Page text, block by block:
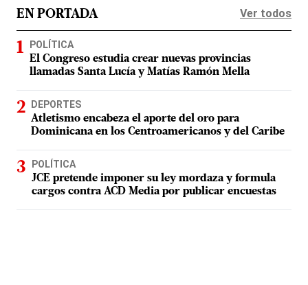
EN PORTADA Ver todos
POLÍTICA
El Congreso estudia crear nuevas provincias
llamadas Santa Lucía y Matías Ramón Mella
DEPORTES
Atletismo encabeza el aporte del oro para
Dominicana en los Centroamericanos y del Caribe
POLÍTICA
JCE pretende imponer su ley mordaza y formula
cargos contra ACD Media por publicar encuestas